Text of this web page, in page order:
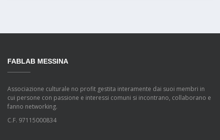
FABLAB MESSINA
Associazione culturale no profit gestita interamente dai suoi membri in
cui persone con passione e interessi comuni si incontrano, collaborano e
fanno networking.
C.F. 97115000834